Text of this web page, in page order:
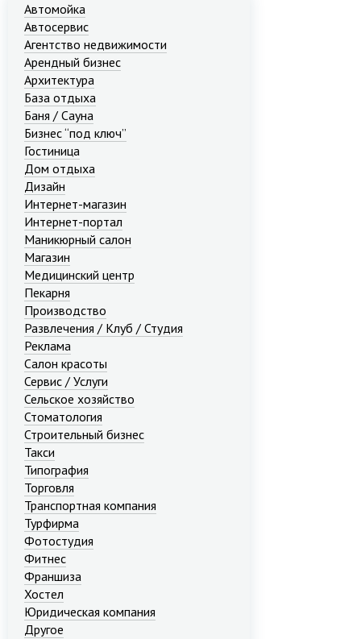
Автомойка
Автосервис
Агентство недвижимости
Арендный бизнес
Архитектура
База отдыха
Баня / Сауна
Бизнес “под ключ”
Гостиница
Дом отдыха
Дизайн
Интернет-магазин
Интернет-портал
Маникюрный салон
Магазин
Медицинский центр
Пекарня
Производство
Развлечения / Клуб / Студия
Реклама
Салон красоты
Сервис / Услуги
Сельское хозяйство
Стоматология
Строительный бизнес
Такси
Типография
Торговля
Транспортная компания
Турфирма
Фотостудия
Фитнес
Франшиза
Хостел
Юридическая компания
Другое